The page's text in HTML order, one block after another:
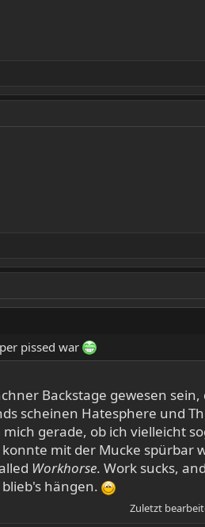
pissed war
Backstage gewesen sein,
scheinen Hatesphere und
gerade, ob ich vielleicht
mit der Mucke spürbar
Workhorse. Work sucks,
hängen.
Zuletzt